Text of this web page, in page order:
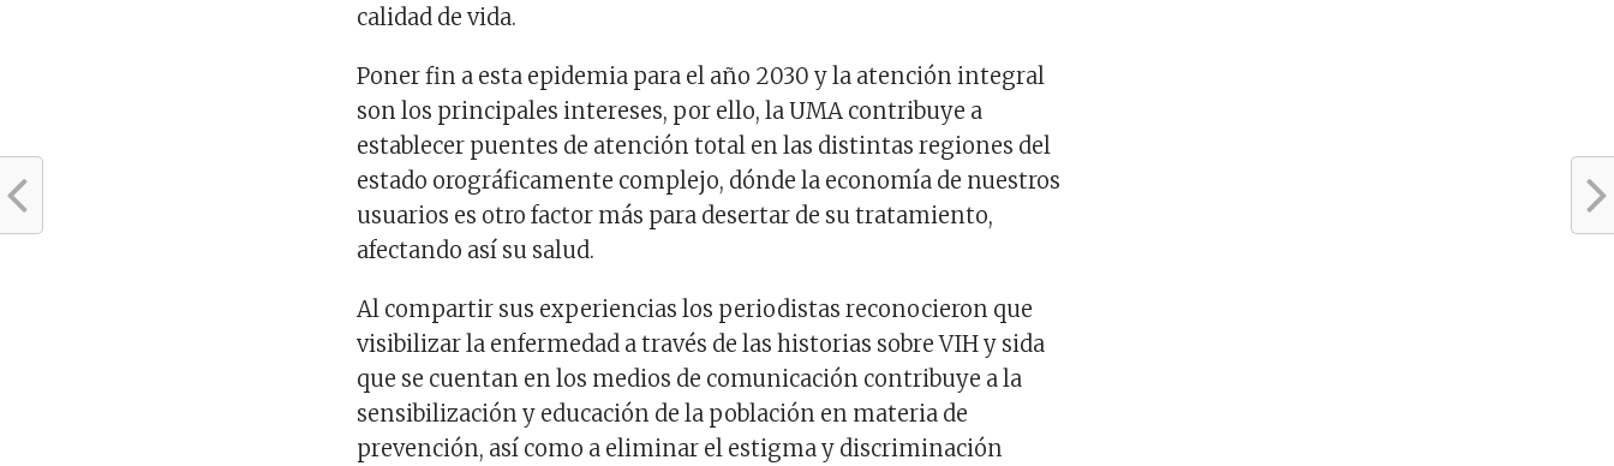
calidad de vida.
Poner fin a esta epidemia para el año 2030 y la atención integral
son los principales intereses, por ello, la UMA contribuye a
establecer puentes de atención total en las distintas regiones del
estado orográficamente complejo, dónde la economía de nuestros
usuarios es otro factor más para desertar de su tratamiento,
afectando así su salud.
Al compartir sus experiencias los periodistas reconocieron que
visibilizar la enfermedad a través de las historias sobre VIH y sida
que se cuentan en los medios de comunicación contribuye a la
sensibilización y educación de la población en materia de
prevención, así como a eliminar el estigma y discriminación